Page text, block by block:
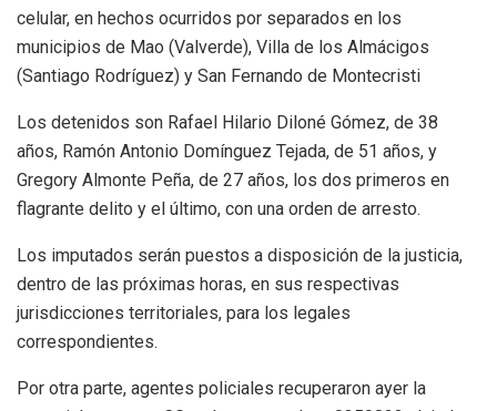
celular, en hechos ocurridos por separados en los
municipios de Mao (Valverde), Villa de los Almácigos
(Santiago Rodríguez) y San Fernando de Montecristi
Los detenidos son Rafael Hilario Diloné Gómez, de 38
años, Ramón Antonio Domínguez Tejada, de 51 años, y
Gregory Almonte Peña, de 27 años, los dos primeros en
flagrante delito y el último, con una orden de arresto.
Los imputados serán puestos a disposición de la justicia,
dentro de las próximas horas, en sus respectivas
jurisdicciones territoriales, para los legales
correspondientes.
Por otra parte, agentes policiales recuperaron ayer la